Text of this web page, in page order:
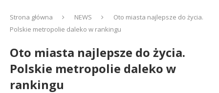
Strona główna NEWS
Oto miasta najlepsze do życia.
Polskie metropolie daleko w rankingu
Oto miasta najlepsze do życia.
Polskie metropolie daleko w
rankingu